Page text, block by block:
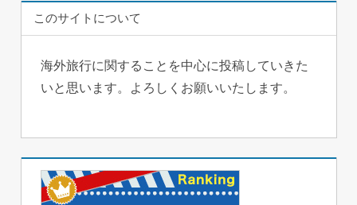
このサイトについて
海外旅行に関することを中心に投稿していきた
いと思います。よろしくお願いいたします。